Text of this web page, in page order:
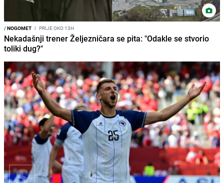
/NOGOMET I PRIJE OKO 13H
Nekadašnji trener Željezničara se pita: "Odakle se stvorio
toliki dug?"